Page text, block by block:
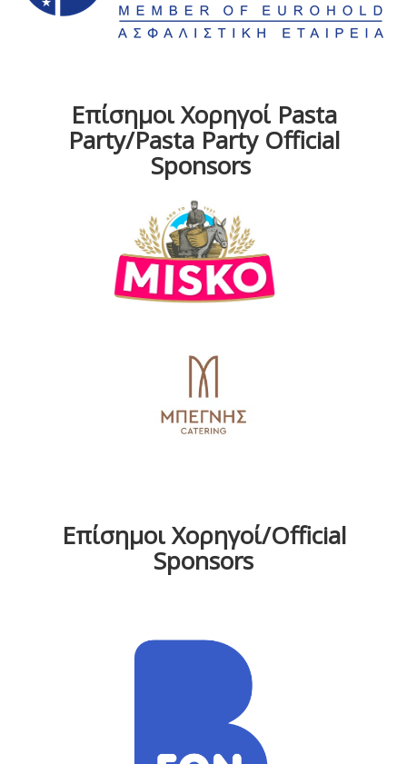
Επίσημοι Χορηγοί Pasta
Party/Pasta Party Official
Sponsors
Επίσημοι Χορηγοί/Official
Sponsors